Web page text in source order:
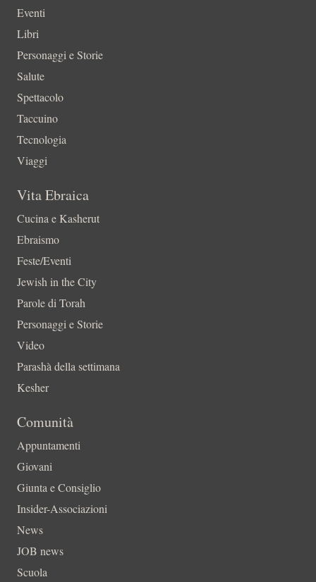
Eventi
Libri
Personaggi e Storie
Salute
Spettacolo
Taccuino
Tecnologia
Viaggi
Vita Ebraica
Cucina e Kasherut
Ebraismo
Feste/Eventi
Jewish in the City
Parole di Torah
Personaggi e Storie
Video
Parashà della settimana
Kesher
Comunità
Appuntamenti
Giovani
Giunta e Consiglio
Insider-Associazioni
News
JOB news
Scuola